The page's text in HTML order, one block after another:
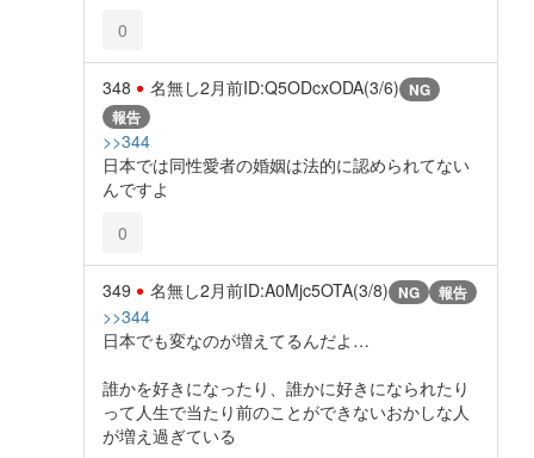
0
348 名無し2月前ID:Q5ODcxODA(3/6) NG
報告
>>344
日本では同性愛者の婚姻は法的に認められてない
んですよ
0
349 名無し2月前ID:A0Mjc5OTA(3/8) NG 報告
>>344
日本でも変なのが増えてるんだよ…
誰かを好きになったり、誰かに好きになられたり
って人生で当たり前のことができないおかしな人
が増え過ぎている